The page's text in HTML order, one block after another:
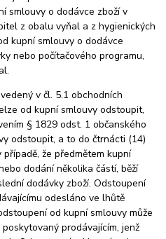
smlouvy o dodávce zboží v
z obalu vyňal a z hygienických
kupní smlouvy o dodávce
nebo počítačového programu,
v čl. 5.1 obchodních
od kupní smlouvy odstoupit,
§ 1829 odst. 1 občanského
odstoupit, a to do čtrnácti (14)
že předmětem kupní
dodání několika částí, běží
dodávky zboží. Odstoupení
odesláno ve lhůtě
od kupní smlouvy může
prodávajícím, jenž